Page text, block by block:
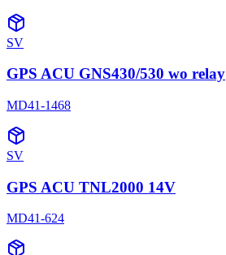
SV
GPS ACU GNS430/530 wo relay
MD41-1468
SV
GPS ACU TNL2000 14V
MD41-624